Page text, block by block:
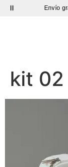
Envío
kit 02